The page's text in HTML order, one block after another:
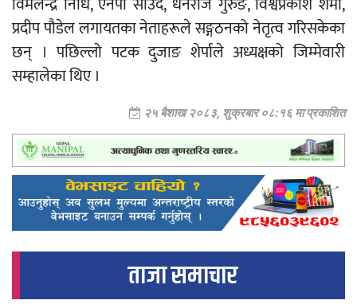
प्रदीप पौडेल लगायतका नेताहरूले सङ्गठनको नेतृत्व गरिसकेका
छन् । पछिल्लो पटक दुजाङ शेर्पाले अध्यक्षको जिम्मेवारी
सम्हालेका थिए ।
२५ बैशाख २०८३, शुक्रबार ०८:१६ मा प्रकाशित
ताजा समाचार